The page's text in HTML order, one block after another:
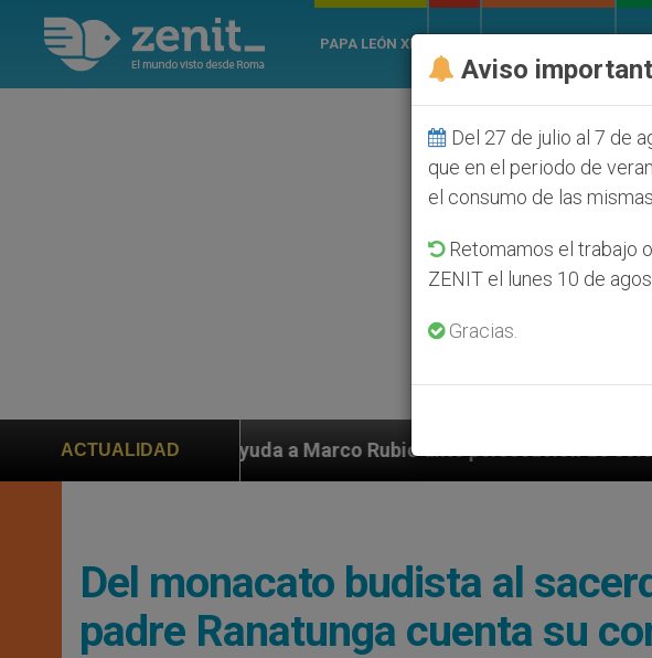
PAPA LEÓN XIV
ACTUALIDAD
ayuda a Marco Rubio ante persecución de colonos judíos que afecta
Del monacato budista al
padre Ranatunga cuenta su
Aviso
Del 27 de julio al 7 de
que en el periodo de
el consumo de las
Retomamos el trabajo
ZENIT el lunes 10 de
Gracias.